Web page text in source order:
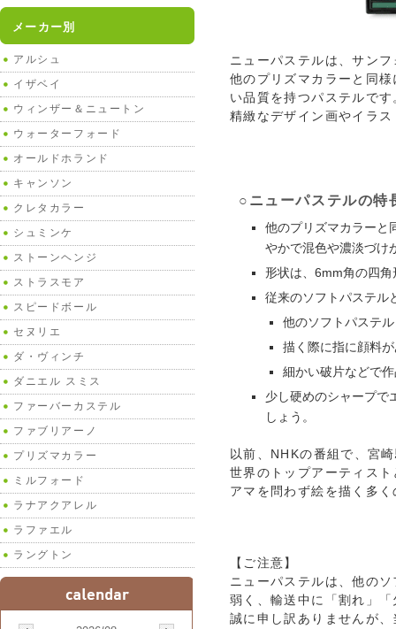
ニューパステルは、サン
他のプリズマカラーと同
い品質を持つパステルです
精緻なデザイン画やイラ
○ニューパステルの特
他のプリズマカラーと
やかで混色や濃淡づけ
形状は、6mm角の四
従来のソフトパステル
他のソフトパステ
描く際に指に顔料
細かい破片などで
少し硬めのシャープで
しょう。
以前、NHKの番組で、宮
世界のトップアーティス
アマを問わず絵を描く多
【ご注意】
ニューパステルは、他の
弱く、輸送中に「割れ」
誠に申し訳ありませんが
メーカー別
アルシュ
イザベイ
ウィンザー＆ニュートン
ウォーターフォード
オールドホランド
キャンソン
クレタカラー
シュミンケ
ストーンヘンジ
ストラスモア
スピードボール
セヌリエ
ダ・ヴィンチ
ダニエル スミス
ファーバーカステル
ファブリアーノ
プリズマカラー
ミルフォード
ラナアクアレル
ラファエル
ラングトン